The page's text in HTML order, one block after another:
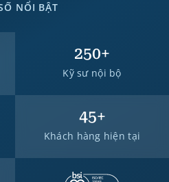
NỔI BẬT
250+
Kỹ sư nội bộ
45+
Khách hàng hiện tại